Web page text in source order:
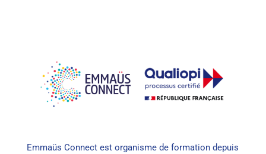
Emmaüs Connect est organisme de formation depuis